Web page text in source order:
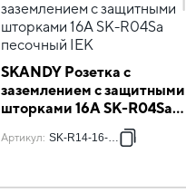
SKANDY Розетка с
заземлением с защитными
шторками 16А SK-R04Sa
Артикул: SK-R14-16-K98